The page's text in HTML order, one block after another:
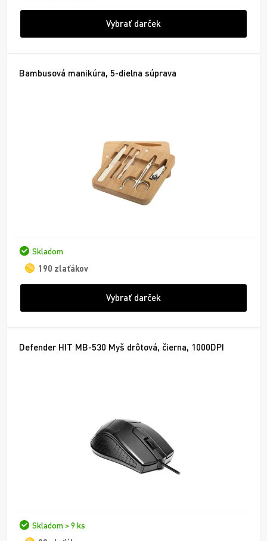
Vybrať darček
Bambusová manikúra, 5-dielna súprava
Skladom
190 zlaťákov
Vybrať darček
Defender HIT MB-530 Myš drôtová, čierna, 1000DPI
Skladom > 9 ks